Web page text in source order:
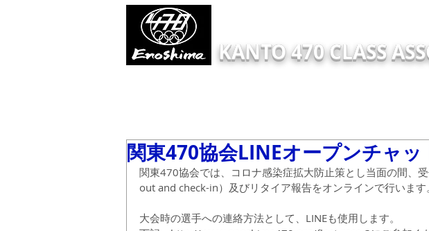
KANTO 470 CLASS
関東470協会LINEオープンチャッ
関東470協会では、コロナ感染症拡大防止策とし当面の間、
out and check-in）及びリタイア報告をオンラインで行います。
大会時の選手への連絡方法として、LINEも使用します。